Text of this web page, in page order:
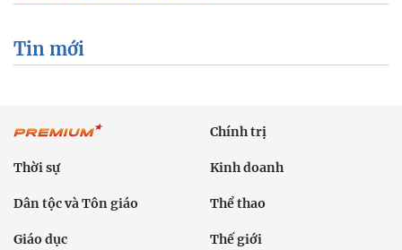
Tin mới
Chính trị
Thời sự Kinh doanh
Dân tộc và Tôn giáo Thể thao
Giáo dục Thế giới